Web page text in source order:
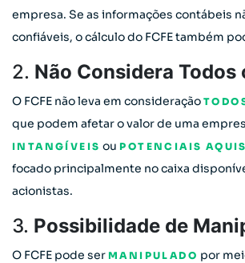
empresa. Se as informações contábeis
confiáveis, o cálculo do FCFE também
2. Não Considera Todos
O FCFE não leva em consideração
que podem afetar o valor de uma
INTANGÍVEIS ouPOTENCIAIS
focado principalmente no caixa
acionistas.
3. Possibilidade de
O FCFE pode ser MANIPULADO por